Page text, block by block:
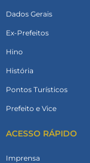
Dados Gerais
Ex-Prefeitos
Hino
História
Pontos Turísticos
Prefeito e Vice
ACESSO RÁPIDO
Imprensa